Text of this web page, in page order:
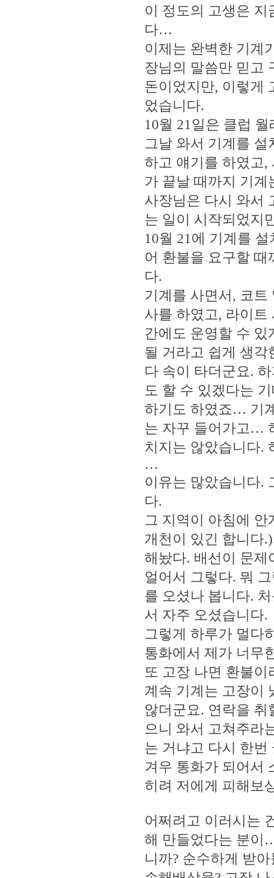
이 정도의 고생은
다…
이제는 완벽한 기계
장님의 말씀만 믿고
돈이었지만, 이렇게
었습니다.
10월 21일은 클럽
그날 와서 기계를 설
하고 얘기를 하였고,
가 끝날 때까지 기계
사장님은 다시 와서
는 일이 시작되었지
10월 21에 기계를
어 환불을 요구할
다.
기계를 사면서, 코트
사를 하였고, 라이트
간에도 운영할 수
될 거라고 쉽게 생
다 속이 타더군요.
도 할 수 있겠다는
하기도 하였죠… 기
는 자꾸 들어가고…
치지는 않았습니다.
…
이유는 많았습니다.
다.
그 지역이 아침에 안
개천이 있긴 합니다
해놨다. 배선이 문제
얼어서 그렇다. 뭐
를 오셨나 봅니다.
서 자주 오셨습니다.
그렇게 하루가 멀다
통화에서 제가 너무
또 고장 나면 환불
계속 기계는 고장이
않더군요. 연락을
으니 와서 고쳐주라
는 거냐고 다시 한번
겨우 통화가 되어서
히려 저에게 피해보
어쩌려고 이러시는
해 만들었다는 분이
니까? 순수하게 받